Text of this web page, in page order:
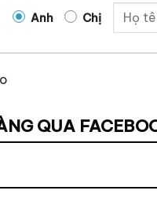
Anh Chị
QUA